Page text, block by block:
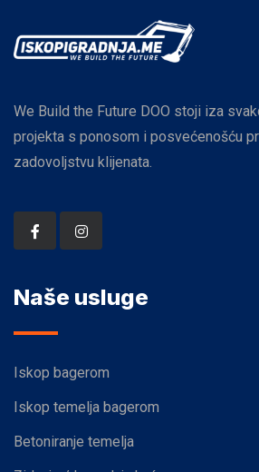
We Build the Future DOO stoji iza
projekta s ponosom i posvećenošću
zadovoljstvu klijenata.
Naše usluge
Iskop bagerom
Iskop temelja bagerom
Betoniranje temelja